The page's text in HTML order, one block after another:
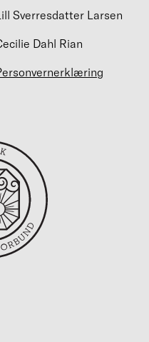
Sverresdatter Larsen
Dahl Rian